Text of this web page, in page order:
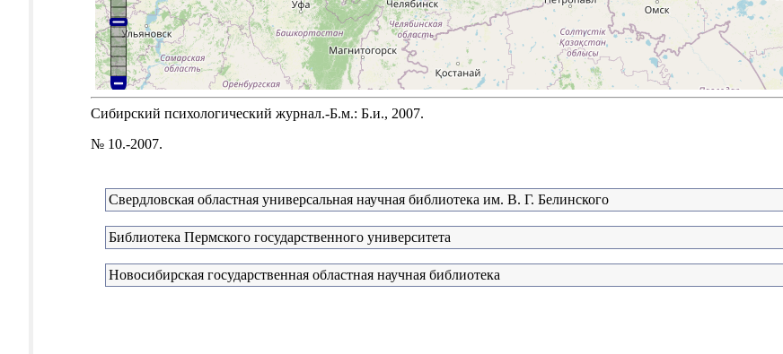
Сибирский психологический журнал.-Б.м.: Б.и., 2007.
№ 10.-2007.
Свердловская областная универсальная научная библиотека им. В. Г. Белинского
Библиотека Пермского государственного университета
Новосибирская государственная областная научная библиотека